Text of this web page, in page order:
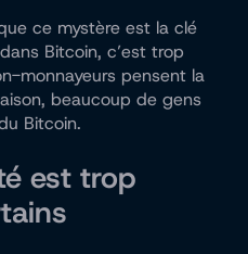
ce mystère est la clé
Bitcoin, c’est trop
monnayeurs pensent la
beaucoup de gens
Bitcoin.
est trop